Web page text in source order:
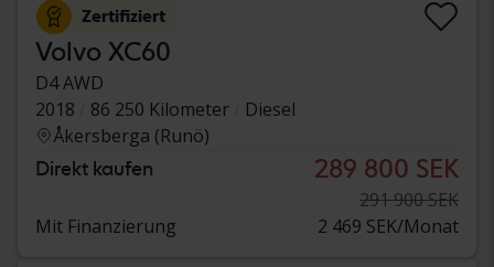
Zertifiziert
Volvo XC60
D4 AWD
2018
86 250 Kilometer
Diesel
Åkersberga (Runö)
Direkt kaufen 289 800 SEK
291 900 SEK
Mit Finanzierung
2 469 SEK/Monat